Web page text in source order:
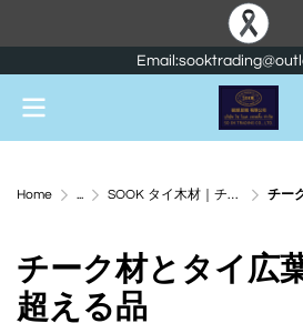
Home ... SOOK タイ木材｜チーク材と広葉 チーク材
チーク材とタイ広
超える品